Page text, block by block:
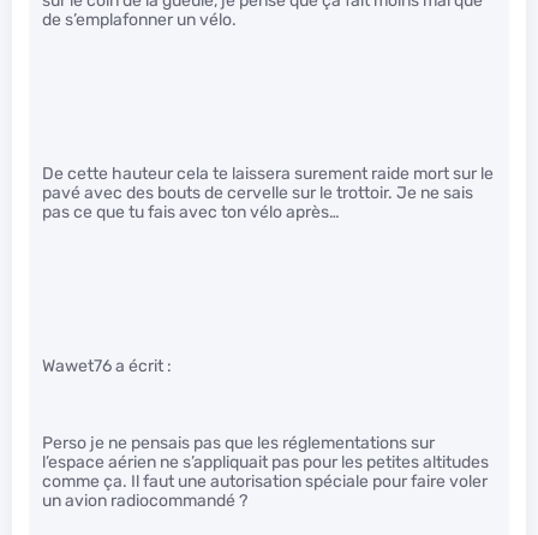
de s’emplafonner un vélo.
De cette hauteur cela te laissera surement raide mort sur le
pavé avec des bouts de cervelle sur le trottoir. Je ne sais
pas ce que tu fais avec ton vélo après…
Wawet76 a écrit :
Perso je ne pensais pas que les réglementations sur
l’espace aérien ne s’appliquait pas pour les petites altitudes
comme ça. Il faut une autorisation spéciale pour faire voler
un avion radiocommandé ?